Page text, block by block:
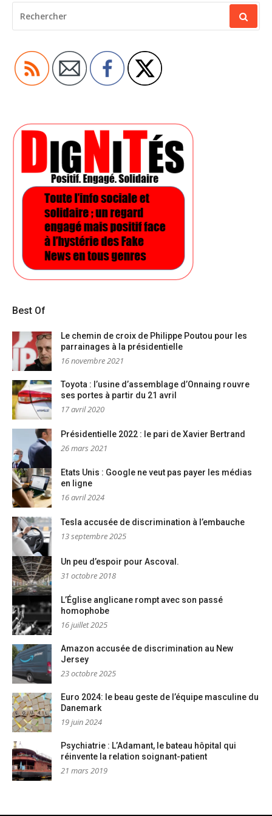
POUR
:
Best Of
Le chemin de croix de Philippe Poutou pour les
parrainages à la présidentielle
16 novembre 2021
Toyota : l’usine d’assemblage d’Onnaing rouvre
ses portes à partir du 21 avril
17 avril 2020
Présidentielle 2022 : le pari de Xavier Bertrand
26 mars 2021
Etats Unis : Google ne veut pas payer les médias
en ligne
16 avril 2024
Tesla accusée de discrimination à l’embauche
13 septembre 2025
Un peu d’espoir pour Ascoval.
31 octobre 2018
L’Église anglicane rompt avec son passé
homophobe
16 juillet 2025
Amazon accusée de discrimination au New
Jersey
23 octobre 2025
Euro 2024: le beau geste de l’équipe masculine du
Danemark
19 juin 2024
Psychiatrie : L’Adamant, le bateau hôpital qui
réinvente la relation soignant-patient
21 mars 2019